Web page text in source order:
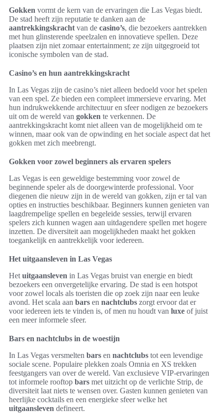
Gokken vormt de kern van de ervaringen die Las Vegas biedt.
De stad heeft zijn reputatie te danken aan de
aantrekkingskracht van de casino’s, die bezoekers aantrekken
met hun glinsterende speelzalen en innovatieve spellen. Deze
plaatsen zijn niet zomaar entertainment; ze zijn uitgegroeid tot
iconische symbolen van de stad.
Casino’s en hun aantrekkingskracht
In Las Vegas zijn de casino’s niet alleen bedoeld voor het spelen
van een spel. Ze bieden een compleet immersieve ervaring. Met
hun indrukwekkende architectuur en sfeer nodigen ze bezoekers
uit om de wereld van gokken te verkennen. De
aantrekkingskracht komt niet alleen van de mogelijkheid om te
winnen, maar ook van de opwinding en het sociale aspect dat het
gokken met zich meebrengt.
Gokken voor zowel beginners als ervaren spelers
Las Vegas is een geweldige bestemming voor zowel de
beginnende speler als de doorgewinterde professional. Voor
diegenen die nieuw zijn in de wereld van gokken, zijn er tal van
opties en instructies beschikbaar. Beginners kunnen genieten van
laagdrempelige spellen en begeleide sessies, terwijl ervaren
spelers zich kunnen wagen aan uitdagendere spellen met hogere
inzetten. De diversiteit aan mogelijkheden maakt het gokken
toegankelijk en aantrekkelijk voor iedereen.
Het uitgaansleven in Las Vegas
Het uitgaansleven in Las Vegas bruist van energie en biedt
bezoekers een onvergetelijke ervaring. De stad is een hotspot
voor zowel locals als toeristen die op zoek zijn naar een leuke
avond. Het scala aan bars en nachtclubs zorgt ervoor dat er
voor iedereen iets te vinden is, of men nu houdt van luxe of juist
een meer informele sfeer.
Bars en nachtclubs in de woestijn
In Las Vegas versmelten bars en nachtclubs tot een levendige
sociale scene. Populaire plekken zoals Omnia en XS trekken
feestgangers van over de wereld. Van exclusieve VIP-ervaringen
tot informele rooftop bars met uitzicht op de verlichte Strip, de
diversiteit laat niets te wensen over. Gasten kunnen genieten van
heerlijke cocktails en een energieke sfeer welke het
uitgaansleven defineert.